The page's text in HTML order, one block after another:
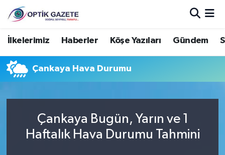
İlkelerimiz Haberler Köşe Yazıları Gündem
Çankaya Hava Durumu
Çankaya Bugün, Yarın ve 1
Haftalık Hava Durumu Tahmini
Nöbetçi Eczaneler
Hava Durumu
Trafik Durumu
Süper Lig Puan Durumu ve Fikstür